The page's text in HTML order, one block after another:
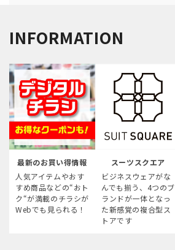
INFORMATION
最新のお買い得情報
人気アイテムやおす
すめ商品などの“おト
ク“が満載のチラシが
Webでも見られる！
スーツスクエア
ビジネスウェアがな
んでも揃う、4つのブ
ランドが一体となっ
た新感覚の複合型ス
トアです